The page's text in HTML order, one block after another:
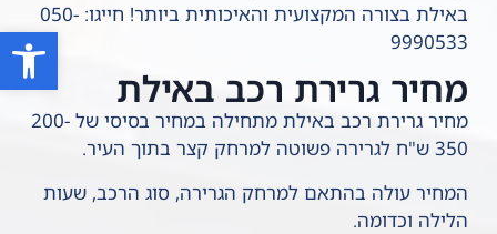
באילת בצורה המקצועית והאיכותית ביותר! חייגו: 050-
9990533
מחיר גרירת רכב באילת
מחיר גרירת רכב באילת מתחילה במחיר בסיסי של 200-
350 ש"ח לגרירה פשוטה למרחק קצר בתוך העיר.
המחיר עולה בהתאם למרחק הגרירה, סוג הרכב, שעות
הלילה וכדומה.
פתח